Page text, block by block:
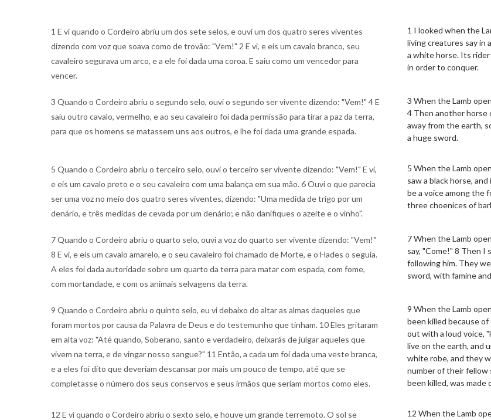
1 E vi quando o Cordeiro abriu um dos sete selos, e ouvi um dos quatro seres viventes
dizendo com voz que soava como de trovão: "Vem!" 2 E vi, e eis um cavalo branco, seu
cavaleiro segurava um arco, e a ele foi dada uma coroa. E saiu como um vencedor para
vencer.
1 I looked when the
living creatures say in
a white horse. Its rider
in order to conquer.
3 Quando o Cordeiro abriu o segundo selo, ouvi o segundo ser vivente dizendo: "Vem!" 4 E
saiu outro cavalo, vermelho, e ao seu cavaleiro foi dada permissão para tirar a paz da terra,
para que os homens se matassem uns aos outros, e lhe foi dada uma grande espada.
3 When the Lamb
4 Then another horse
away from the earth,
a huge sword.
5 Quando o Cordeiro abriu o terceiro selo, ouvi o terceiro ser vivente dizendo: "Vem!" E vi,
e eis um cavalo preto e o seu cavaleiro com uma balança em sua mão. 6 Ouvi o que parecia
ser uma voz no meio dos quatro seres viventes, dizendo: "Uma medida de trigo por um
denário, e três medidas de cevada por um denário; e não danifiques o azeite e o vinho".
5 When the Lamb
saw a black horse,
be a voice among the
three choenices of
7 Quando o Cordeiro abriu o quarto selo, ouvi a voz do quarto ser vivente dizendo: "Vem!"
8 E vi, e eis um cavalo amarelo, e o seu cavaleiro foi chamado de Morte, e o Hades o seguia.
A eles foi dada autoridade sobre um quarto da terra para matar com espada, com fome,
com mortandade, e com os animais selvagens da terra.
7 When the Lamb
say, "Come!" 8 Then I
following him. They
sword, with famine
9 Quando o Cordeiro abriu o quinto selo, eu vi debaixo do altar as almas daqueles que
foram mortos por causa da Palavra de Deus e do testemunho que tinham. 10 Eles gritaram
em alta voz: "Até quando, Soberano, santo e verdadeiro, deixarás de julgar aqueles que
vivem na terra, e de vingar nosso sangue?" 11 Então, a cada um foi dada uma veste branca,
e a eles foi dito que deveriam descansar por mais um pouco de tempo, até que se
completasse o número dos seus conservos e seus irmãos que seriam mortos como eles.
9 When the Lamb
been killed because
out with a loud voice,
live on the earth, and
white robe, and they
number of their fellow
been killed, was made
12 E vi quando o Cordeiro abriu o sexto selo, e houve um grande terremoto. O sol se
12 When the Lamb